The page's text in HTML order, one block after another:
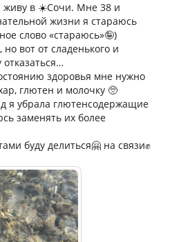
живу в ☀️Сочи. Мне 38 и
жизни я стараюсь
слово «стараюсь»🤪)
вот от сладенького и
здоровья мне нужно
глютен и молочку 🥺
я убрала глютенсодержащие
заменять их более
буду делиться🤗 на связи✊